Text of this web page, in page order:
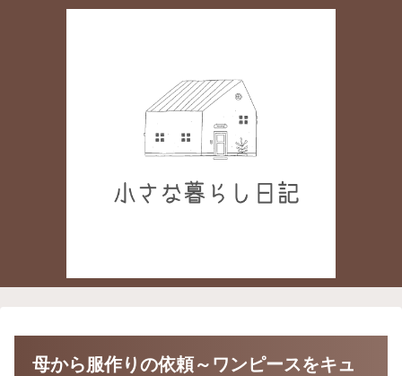
母から服作りの依頼～ワンピースをキュ